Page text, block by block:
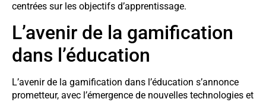
centrées sur les objectifs d’apprentissage.
L’avenir de la gamification
dans l’éducation
L’avenir de la gamification dans l’éducation s’annonce
prometteur, avec l’émergence de nouvelles technologies et